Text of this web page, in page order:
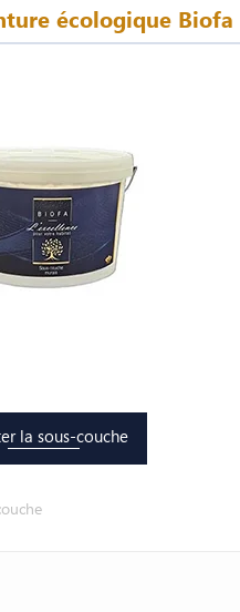
écologique Biofa
la sous-couche